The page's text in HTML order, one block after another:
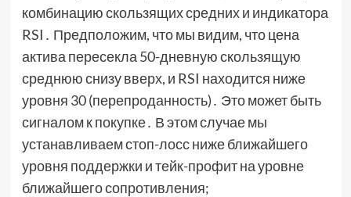
комбинацию скользящих средних и индикатора
RSI․ Предположим, что мы видим, что цена
актива пересекла 50-дневную скользящую
среднюю снизу вверх, и RSI находится ниже
уровня 30 (перепроданность)․ Это может быть
сигналом к покупке․ В этом случае мы
устанавливаем стоп-лосс ниже ближайшего
уровня поддержки и тейк-профит на уровне
ближайшего сопротивления;